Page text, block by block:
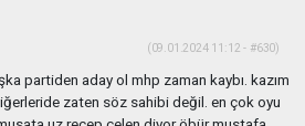
(09.01.2024 11:12 - #630)
partiden aday ol mhp zaman kaybı. kazım
zaten söz sahibi değil. en çok oyu